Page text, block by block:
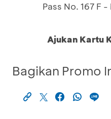
Pass No. 167 F
Ajukan Kartu
Bagikan Promo